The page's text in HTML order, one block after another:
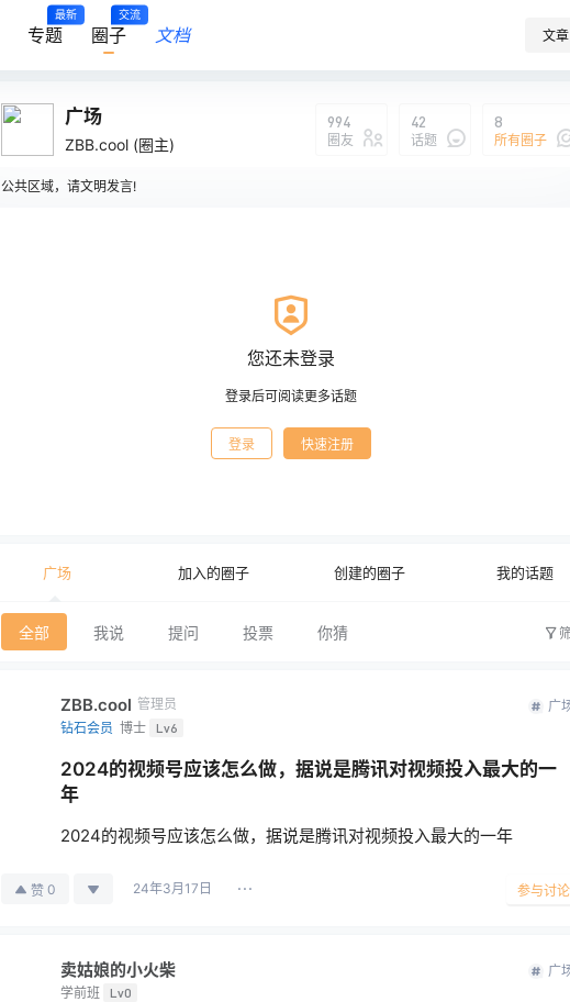
专题
最新
圈子
交流
文档 文章
广场
ZBB.cool (圈主)
994
圈友
42
话题
8
所有圈子
公共区域，请文明发言!
您还未登录
登录后可阅读更多话题
登录 快速注册
广场 加入的圈子 创建的圈子 我的话题
全部 我说 提问 投票 你猜
ZBB.cool 管理员
钻石会员 博士 Lv6
广
2024的视频号应该怎么做，据说是腾讯对视频投入最大的一
年
2024的视频号应该怎么做，据说是腾讯对视频投入最大的一年
赞 0 24年3月17日 参与讨论
卖姑娘的小火柴
学前班 Lv0
广